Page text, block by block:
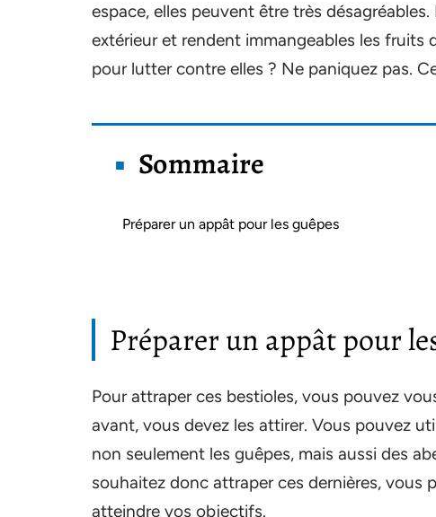
espace, elles peuvent être très
extérieur et rendent immangeables les fruits
pour lutter contre elles ? Ne paniquez pas.
Sommaire
Préparer un appât pour les guêpes
Préparer un appât pour
Pour attraper ces bestioles, vous pouvez
avant, vous devez les attirer. Vous pouvez
non seulement les guêpes, mais aussi des
souhaitez donc attraper ces dernières, vous
atteindre vos objectifs.